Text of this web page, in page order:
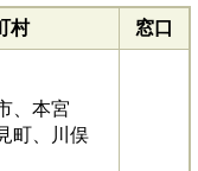
村 窓口
、本宮
町、川俣